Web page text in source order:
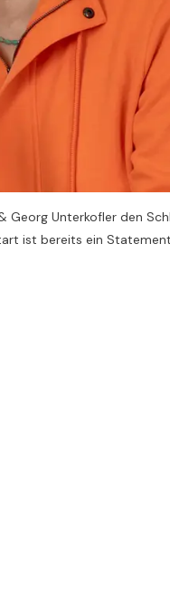
Georg Unterkofler den
ist bereits ein